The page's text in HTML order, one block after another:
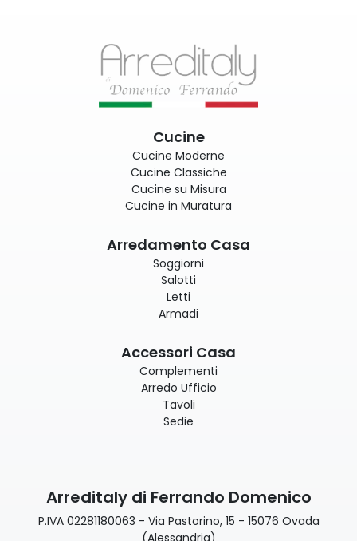
Cucine
Cucine Moderne
Cucine Classiche
Cucine su Misura
Cucine in Muratura
Arredamento Casa
Soggiorni
Salotti
Letti
Armadi
Accessori Casa
Complementi
Arredo Ufficio
Tavoli
Sedie
Arreditaly di Ferrando Domenico
P.IVA 02281180063 - Via Pastorino, 15 - 15076 Ovada
(Alessandria)